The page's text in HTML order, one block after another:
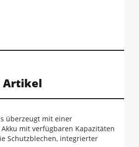
Artikel
überzeugt mit einer
mit verfügbaren Kapazitäten
Schutzblechen, integrierter